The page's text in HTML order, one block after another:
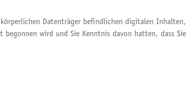
Datenträger befindlichen digitalen Inhalten,
wird und Sie Kenntnis davon hatten, dass